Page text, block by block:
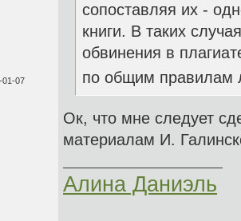
01-07
сопоставляя их -
книги. В таких
обвинения в
по общим правилам
Ок, что мне следует
материалам И.
Алина Даниэль